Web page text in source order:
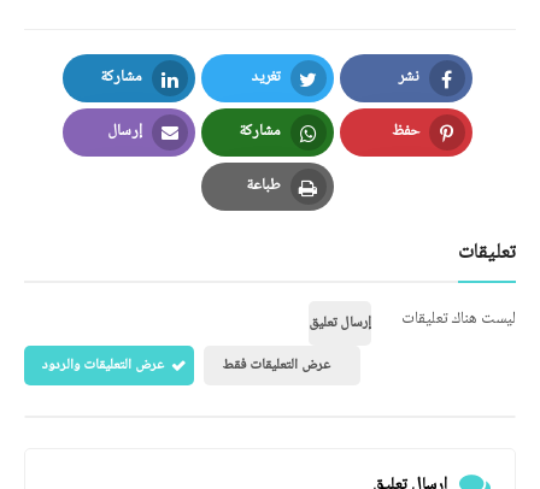
نشر
Facebook
تغريد
Twitter
مشاركة
LinkedIn
حفظ
Pinterest
مشاركة
Whatsapp
إرسال
Email
طباعة
Print
تعليقات
ليست هناك تعليقات
إرسال تعليق
عرض التعليقات فقط
عرض التعليقات والردود